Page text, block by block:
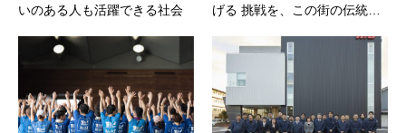
いのある人も活躍できる社会
げる 挑戦を、この街の伝統…